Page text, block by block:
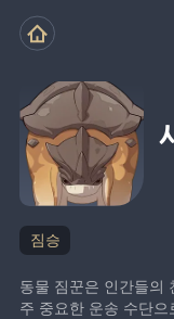
짐승
동물 짐꾼은 인간들의
주 중요한 운송 수단으